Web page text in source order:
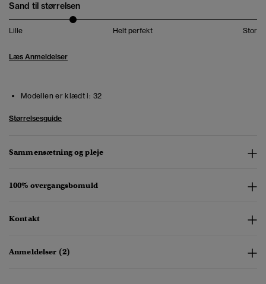
Sand til størrelsen
Lille Helt perfekt Stor
Læs Anmeldelser
Modellen er klædt i: 32
Størrelsesguide
Sammensætning og pleje
100% overgangsbomuld
Kontakt
Anmeldelser (2)